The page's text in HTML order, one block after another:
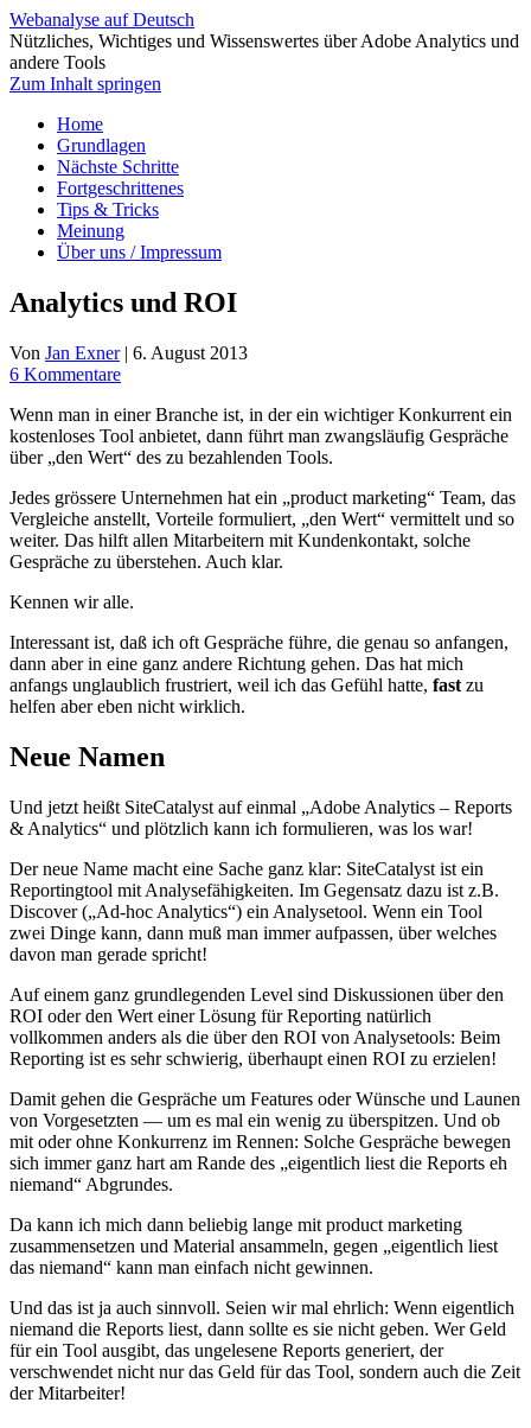
Webanalyse auf Deutsch
Nützliches, Wichtiges und Wissenswertes über Adobe Analytics und
andere Tools
Zum Inhalt springen
Home
Grundlagen
Nächste Schritte
Fortgeschrittenes
Tips & Tricks
Meinung
Über uns / Impressum
Analytics und ROI
Von Jan Exner | 6. August 2013
6 Kommentare
Wenn man in einer Branche ist, in der ein wichtiger Konkurrent ein
kostenloses Tool anbietet, dann führt man zwangsläufig Gespräche
über „den Wert“ des zu bezahlenden Tools.
Jedes grössere Unternehmen hat ein „product marketing“ Team, das
Vergleiche anstellt, Vorteile formuliert, „den Wert“ vermittelt und so
weiter. Das hilft allen Mitarbeitern mit Kundenkontakt, solche
Gespräche zu überstehen. Auch klar.
Kennen wir alle.
Interessant ist, daß ich oft Gespräche führe, die genau so anfangen,
dann aber in eine ganz andere Richtung gehen. Das hat mich
anfangs unglaublich frustriert, weil ich das Gefühl hatte, fast zu
helfen aber eben nicht wirklich.
Neue Namen
Und jetzt heißt SiteCatalyst auf einmal „Adobe Analytics – Reports
& Analytics“ und plötzlich kann ich formulieren, was los war!
Der neue Name macht eine Sache ganz klar: SiteCatalyst ist ein
Reportingtool mit Analysefähigkeiten. Im Gegensatz dazu ist z.B.
Discover („Ad-hoc Analytics“) ein Analysetool. Wenn ein Tool
zwei Dinge kann, dann muß man immer aufpassen, über welches
davon man gerade spricht!
Auf einem ganz grundlegenden Level sind Diskussionen über den
ROI oder den Wert einer Lösung für Reporting natürlich
vollkommen anders als die über den ROI von Analysetools: Beim
Reporting ist es sehr schwierig, überhaupt einen ROI zu erzielen!
Damit gehen die Gespräche um Features oder Wünsche und Launen
von Vorgesetzten — um es mal ein wenig zu überspitzen. Und ob
mit oder ohne Konkurrenz im Rennen: Solche Gespräche bewegen
sich immer ganz hart am Rande des „eigentlich liest die Reports eh
niemand“ Abgrundes.
Da kann ich mich dann beliebig lange mit product marketing
zusammensetzen und Material ansammeln, gegen „eigentlich liest
das niemand“ kann man einfach nicht gewinnen.
Und das ist ja auch sinnvoll. Seien wir mal ehrlich: Wenn eigentlich
niemand die Reports liest, dann sollte es sie nicht geben. Wer Geld
für ein Tool ausgibt, das ungelesene Reports generiert, der
verschwendet nicht nur das Geld für das Tool, sondern auch die Zeit
der Mitarbeiter!